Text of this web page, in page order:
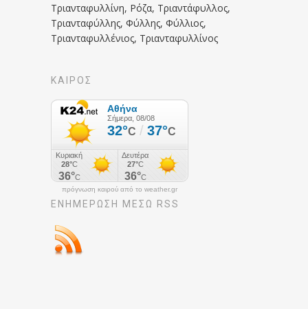
Τριανταφυλλίνη, Ρόζα, Τριαντάφυλλος,
Τριανταφύλλης, Φύλλης, Φύλλιος,
Τριανταφυλλένιος, Τριανταφυλλίνος
ΚΑΙΡΟΣ
πρόγνωση καιρού από το weather.gr
ΕΝΗΜΈΡΩΣΉ ΜΕΣΩ RSS